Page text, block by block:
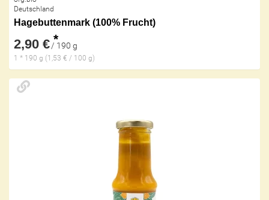
Deutschland
Hagebuttenmark (100% Frucht)
2,90 € *
/ 190 g
1 * 190 g (1,53 € / 100 g)